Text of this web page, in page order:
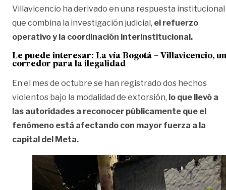
Villavicencio ha derivado en una respuesta institucional
que combina la investigación judicial, el refuerzo
operativo y la coordinación interinstitucional.
Le puede interesar: La vía Bogotá – Villavicencio, un
corredor para la ilegalidad
En el mes de octubre se han registrado dos hechos
violentos bajo la modalidad de extorsión, lo que llevó a
las autoridades a reconocer públicamente que el
fenómeno está afectando con mayor fuerza a la
capital del Meta.